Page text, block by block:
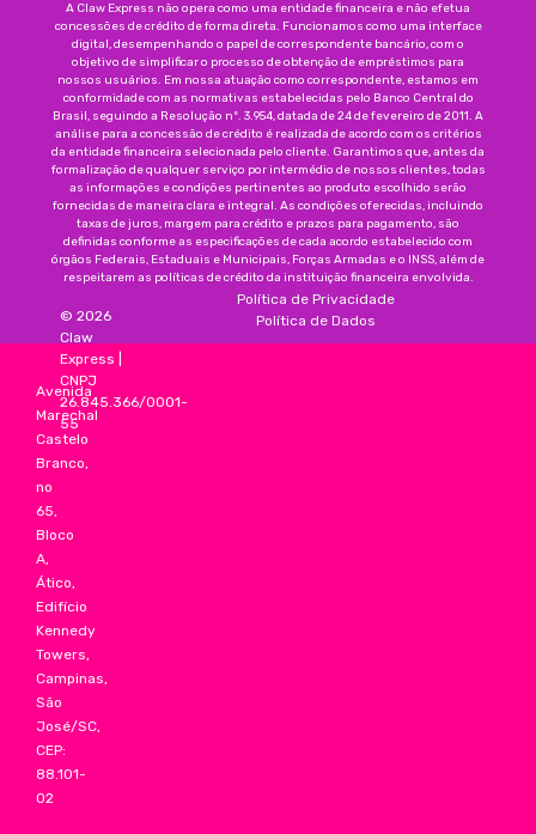
A Claw Express não opera como uma entidade financeira e não efetua
concessões de crédito de forma direta. Funcionamos como uma interface
digital, desempenhando o papel de correspondente bancário, com o
objetivo de simplificar o processo de obtenção de empréstimos para
nossos usuários. Em nossa atuação como correspondente, estamos em
conformidade com as normativas estabelecidas pelo Banco Central do
Brasil, seguindo a Resolução nº. 3.954, datada de 24 de fevereiro de 2011. A
análise para a concessão de crédito é realizada de acordo com os critérios
da entidade financeira selecionada pelo cliente. Garantimos que, antes da
formalização de qualquer serviço por intermédio de nossos clientes, todas
as informações e condições pertinentes ao produto escolhido serão
fornecidas de maneira clara e integral. As condições oferecidas, incluindo
taxas de juros, margem para crédito e prazos para pagamento, são
definidas conforme as especificações de cada acordo estabelecido com
órgãos Federais, Estaduais e Municipais, Forças Armadas e o INSS, além de
respeitarem as políticas de crédito da instituição financeira envolvida.
Avenida
Marechal
Castelo
Branco,
no
65,
Bloco
A,
Ático,
Edifício
Kennedy
Towers,
Campinas,
São
José/SC,
CEP:
88.101-
02
© 2026
Claw
Express
CNPJ
26.845.366/0001-
55
Política de Privacidade
Política de Dados